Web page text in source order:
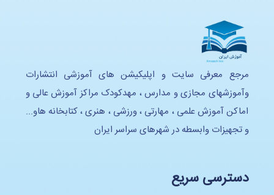
مرجع معرفی سایت و اپلیکیشن های آموزشی انتشارات
وآموزشهای مجازی و مدارس ، مهدکودک مراکز آموزش عالی و
اماکن آموزش علمی ، مهارتی ، ورزشی ، هنری ، کتابخانه هاو...
و تجهیزات وابسطه در شهرهای سراسر ایران
دسترسی سریع